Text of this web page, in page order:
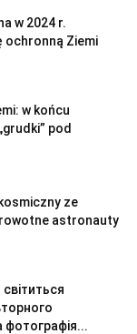
w 2024 r.
ochronną Ziemi
w końcu
pod
ze
astronauty
світиться
фотографія...